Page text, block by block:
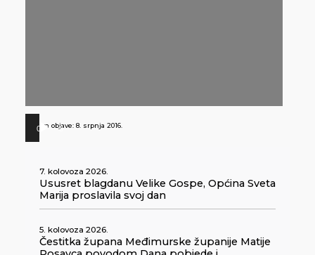
Datum objave: 8. srpnja 2016.
00:00 00:00
7. kolovoza 2026.
Ususret blagdanu Velike Gospe, Općina Sveta
Marija proslavila svoj dan
5. kolovoza 2026.
Čestitka župana Međimurske županije Matije